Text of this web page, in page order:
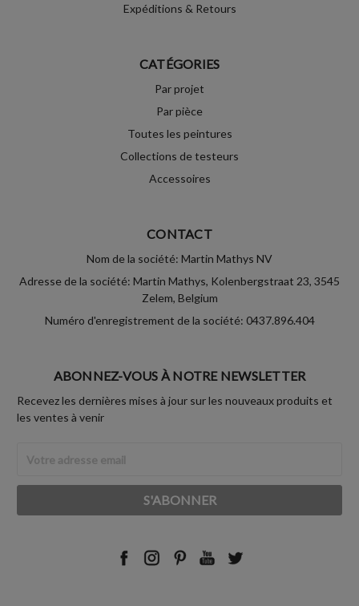
Expéditions & Retours
CATÉGORIES
Par projet
Par pièce
Toutes les peintures
Collections de testeurs
Accessoires
CONTACT
Nom de la société: Martin Mathys NV
Adresse de la société: Martin Mathys, Kolenbergstraat 23, 3545
Zelem, Belgium
Numéro d'enregistrement de la société: 0437.896.404
ABONNEZ-VOUS À NOTRE NEWSLETTER
Recevez les dernières mises à jour sur les nouveaux produits et
les ventes à venir
Email